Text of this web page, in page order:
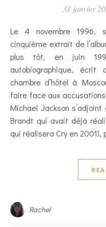
31 janvier
Le 4 novembre 1996, sort Stranger In Moscow, le
cinquième extrait de
plus tôt, en juin
autobiographique,
chambre d’hôtel à
faire face aux
Michael Jackson
Brandt qui avait déjà
qui réalisera Cry en 2001),
Rachel